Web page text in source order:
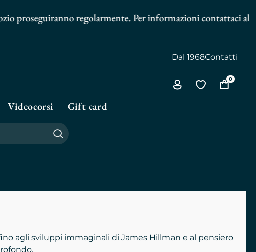
regolarmente. Per informazioni contattaci al351
Dal 1968Contatti
Via
Vai
Vai
0
Videocorsi Gift card
Cerca
agli sviluppi immaginali di James Hillman e al pensiero